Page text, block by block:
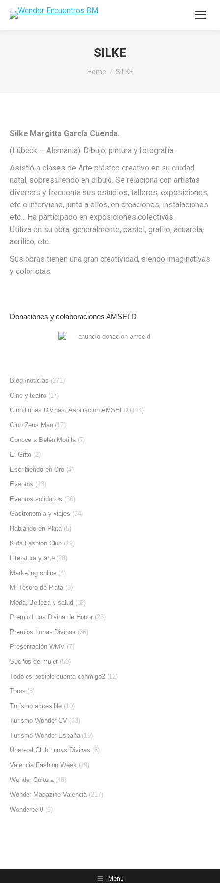
SILKE
You are here:
Home SILKE
Silke Margitta García Cuenda.
(Lübeck – Alemania). Dibujo, pintura y fotografía.
Asistió a clases de Arte plástco creativo en su ciudad
natal, sobresaliendo en dibujo. Se relaciona con artistas
diversos y frecuenta sus estudios, talleres, exposiciones,
etc e interviene, junto a ellos, en creaciones, instalaciones
etc… Ha participado en exposiciones colectivas.
Utiliza en su obra, generalmente, pastel, grafito, acuarela,
acrílico, etc.
Sus obras tienen una gran creatividad, siendo imaginativas
y coloristas.
Donaciones y colaboraciones AMSELD
Blog /noticias (271)
Cine y teatro (17)
Club Lunas Divinas. Asociación AMSELD (114)
Club Zeus Man (17)
Conoce a Belén Motilla (7)
El Grito (2)
Escribiendo en Oro (4)
Eventos (13)
Eventos solidarios (36)
Gastronomia y viajes (34)
Hablando en Plata (5)
Kids Fashion Club (19)
Literatura y arte (28)
Marketing online (4)
Mi Tesoro de Plata (3)
Moda, Belleza y salud (32)
Premio Luna Divina de Honor (23)
Premios Lunas Divinas (36)
Presentación WMV (7)
Sueños de mujer (50)
Todo es posible cuenta conmigo2 (12)
Toros (3)
Turismo accesible (10)
Turismo Wonder CV (63)
Turismo Wonder España (19)
Únete al Club Lunas Divinas (8)
Valencia Fashion Week (19)
Wonder Cultura (48)
Wonder Magazine Valencia (217)
Wonderbel8 (9)
Menu